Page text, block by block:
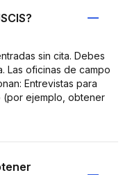
sin cita. Debes
Las oficinas de campo
Entrevistas para
(por ejemplo, obtener